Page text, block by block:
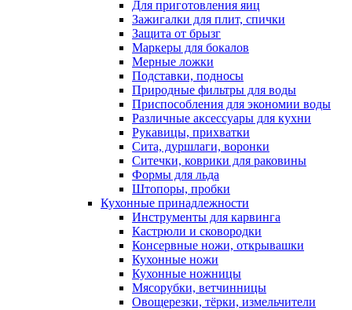
Для приготовления яиц
Зажигалки для плит, спички
Защита от брызг
Маркеры для бокалов
Мерные ложки
Подставки, подносы
Природные фильтры для воды
Приспособления для экономии воды
Различные аксессуары для кухни
Рукавицы, прихватки
Сита, дуршлаги, воронки
Ситечки, коврики для раковины
Формы для льда
Штопоры, пробки
Кухонные принадлежности
Инструменты для карвинга
Кастрюли и сковородки
Консервные ножи, открывашки
Кухонные ножи
Кухонные ножницы
Мясорубки, ветчинницы
Овощерезки, тёрки, измельчители